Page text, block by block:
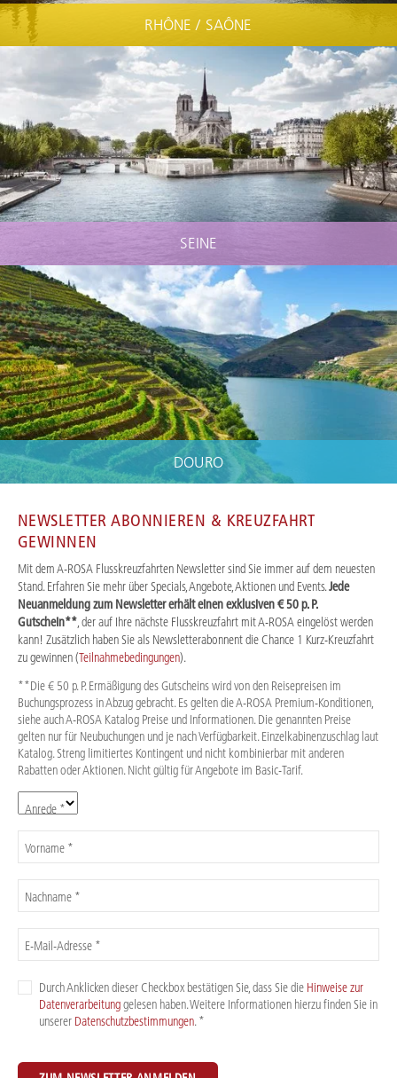
RHÔNE / SAÔNE
SEINE
DOURO
NEWSLETTER ABONNIEREN & KREUZFAHRT
GEWINNEN
Mit dem A-ROSA Flusskreuzfahrten Newsletter sind Sie immer auf dem neuesten
Stand. Erfahren Sie mehr über Specials, Angebote, Aktionen und Events.Jede
Neuanmeldung zum Newsletter erhält einen exklusiven € 50 p. P.
Gutschein**, der auf Ihre nächste Flusskreuzfahrt mit A-ROSA eingelöst werden
kann! Zusätzlich haben Sie als Newsletterabonnent die Chance 1 Kurz-Kreuzfahrt
zu gewinnen (Teilnahmebedingungen).
**Die € 50 p. P. Ermäßigung des Gutscheins wird von den Reisepreisen im
Buchungsprozess in Abzug gebracht. Es gelten die A-ROSA Premium-Konditionen,
siehe auch A-ROSA Katalog Preise und Informationen. Die genannten Preise
gelten nur für Neubuchungen und je nach Verfügbarkeit. Einzelkabinenzuschlag laut
Katalog. Streng limitiertes Kontingent und nicht kombinierbar mit anderen
Rabatten oder Aktionen. Nicht gültig für Angebote im Basic-Tarif.
Anrede *
Vorname *
Nachname *
E-Mail-Adresse *
Durch Anklicken dieser Checkbox bestätigen Sie, dass Sie die Hinweise zur
Datenverarbeitunggelesen haben. Weitere Informationen hierzu finden Sie in
unserer Datenschutzbestimmungen. *